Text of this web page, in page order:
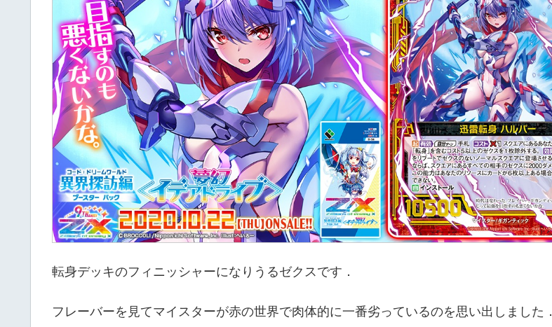
転身デッキのフィニッシャーになりうるゼクスです．
フレーバーを見てマイスターが赤の世界で肉体的に一番劣っているのを思い出しました．